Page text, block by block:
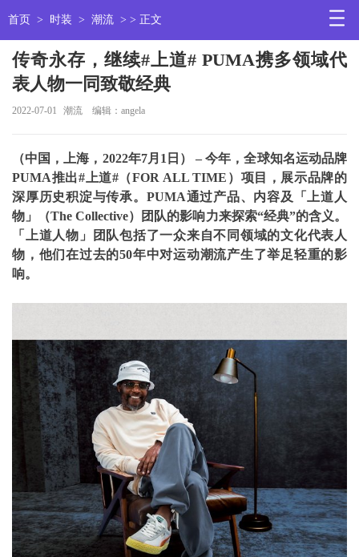
首页 > 时装 > 潮流 > > 正文
传奇永存，继续#上道# PUMA携多领域代
表人物一同致敬经典
2022-07-01 潮流 编辑：angela
（中国，上海，2022年7月1日） – 今年，全球知名运动品牌
PUMA推出#上道#（FOR ALL TIME）项目，展示品牌的
深厚历史积淀与传承。PUMA通过产品、内容及「上道人
物」（The Collective）团队的影响力来探索“经典”的含义。
「上道人物」团队包括了一众来自不同领域的文化代表人
物，他们在过去的50年中对运动潮流产生了举足轻重的影
响。